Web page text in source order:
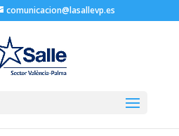
comunicacion@lasallevp.es